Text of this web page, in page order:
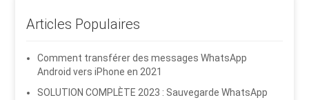
Articles Populaires
Comment transférer des messages WhatsApp
Android vers iPhone en 2021
SOLUTION COMPLÈTE 2023 : Sauvegarde WhatsApp